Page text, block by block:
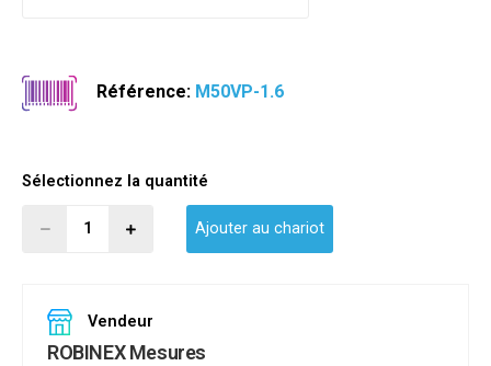
Référence: M50VP-1.6
Sélectionnez la quantité
Ajouter au chariot
Vendeur
ROBINEX Mesures